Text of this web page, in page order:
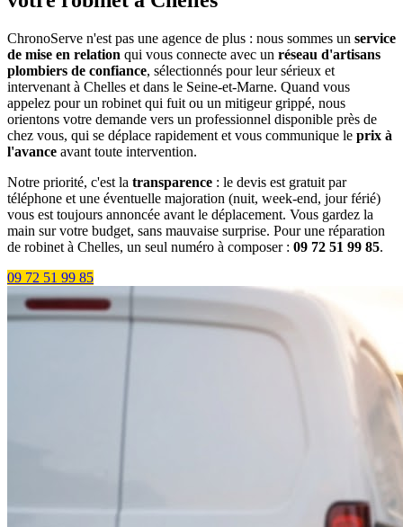
ChronoServe n'est pas une agence de plus : nous sommes un service
de mise en relation qui vous connecte avec un réseau d'artisans
plombiers de confiance, sélectionnés pour leur sérieux et
intervenant à Chelles et dans le Seine-et-Marne. Quand vous
appelez pour un robinet qui fuit ou un mitigeur grippé, nous
orientons votre demande vers un professionnel disponible près de
chez vous, qui se déplace rapidement et vous communique le prix à
l'avance avant toute intervention.
Notre priorité, c'est la transparence : le devis est gratuit par
téléphone et une éventuelle majoration (nuit, week-end, jour férié)
vous est toujours annoncée avant le déplacement. Vous gardez la
main sur votre budget, sans mauvaise surprise. Pour une réparation
de robinet à Chelles, un seul numéro à composer : 09 72 51 99 85.
09 72 51 99 85